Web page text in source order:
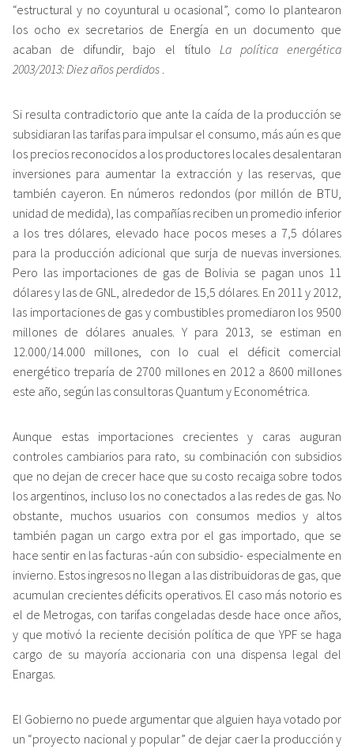
“estructural y no coyuntural u ocasional”, como lo plantearon
los ocho ex secretarios de Energía en un documento que
acaban de difundir, bajo el título La política energética
2003/2013: Diez años perdidos
Si resulta contradictorio que ante la caída de la producción se
subsidiaran las tarifas para impulsar el consumo, más aún es que
los precios reconocidos a los productores locales desalentaran
inversiones para aumentar la extracción y las reservas, que
también cayeron. En números redondos (por millón de BTU,
unidad de medida), las compañías reciben un promedio inferior
a los tres dólares, elevado hace pocos meses a 7,5 dólares
para la producción adicional que surja de nuevas inversiones.
Pero las importaciones de gas de Bolivia se pagan unos 11
dólares y las de GNL, alrededor de 15,5 dólares. En 2011 y 2012,
las importaciones de gas y combustibles promediaron los 9500
millones de dólares anuales. Y para 2013, se estiman en
12.000/14.000 millones, con lo cual el déficit comercial
energético treparía de 2700 millones en 2012 a 8600 millones
este año, según las consultoras Quantum y Econométrica.
Aunque estas importaciones crecientes y caras auguran
controles cambiarios para rato, su combinación con subsidios
que no dejan de crecer hace que su costo recaiga sobre todos
los argentinos, incluso los no conectados a las redes de gas. No
obstante, muchos usuarios con consumos medios y altos
también pagan un cargo extra por el gas importado, que se
hace sentir en las facturas -aún con subsidio- especialmente en
invierno. Estos ingresos no llegan a las distribuidoras de gas, que
acumulan crecientes déficits operativos. El caso más notorio es
el de Metrogas, con tarifas congeladas desde hace once años,
y que motivó la reciente decisión política de que YPF se haga
cargo de su mayoría accionaria con una dispensa legal del
Enargas.
El Gobierno no puede argumentar que alguien haya votado por
un “proyecto nacional y popular” de dejar caer la producción y